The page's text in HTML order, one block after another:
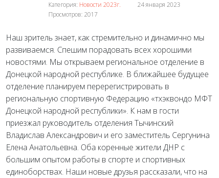
Категория: Новости 2023г.
24 января 2023
Просмотров: 2017
Наш зритель знает, как стремительно и динамично мы
развиваемся. Спешим порадовать всех хорошими
новостями. Мы открываем региональное отделение в
Донецкой народной республике. В ближайшее будущее
отделение планируем перерегистрировать в
региональную спортивную Федерацию «тхэквондо МФТ
Донецкой народной республики». К нам в гости
приезжал руководитель отделения Тычинский
Владислав Александрович и его заместитель Сергунина
Елена Анатольевна. Оба коренные жители ДНР с
большим опытом работы в спорте и спортивных
единоборствах. Наши новые друзья рассказали, что на